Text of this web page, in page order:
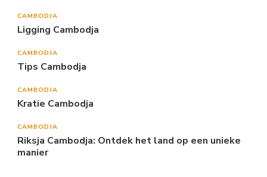
CAMBODJA
Ligging Cambodja
CAMBODJA
Tips Cambodja
CAMBODJA
Kratie Cambodja
CAMBODJA
Riksja Cambodja: Ontdek het land op een unieke
manier